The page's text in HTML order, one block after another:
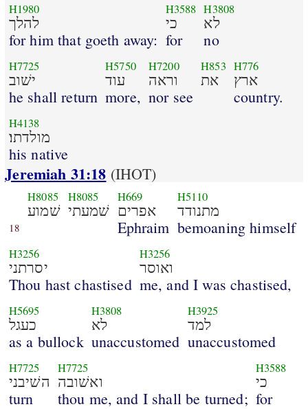
H1980
להלך
for him that goeth away:
H3588
כי
for
H3808
לא
no
H7725
ישׁוב
he shall return
H5750
עוד
more,
H7200
וראה
nor see
H853
את
H776
ארץ
country.
H4138
מולדתו׃
his native
Jeremiah 31:18 (IHOT)
18
H8085
שׁמוע
H8085
שׁמעתי
H669
אפרים
Ephraim
H5110
מתנודד
bemoaning himself
H3256
יסרתני
Thou hast chastised
H3256
ואוסר
me, and I was chastised,
H5695
כעגל
as a bullock
H3808
לא
unaccustomed
H3925
למד
unaccustomed
H7725
השׁיבני
turn
H7725
ואשׁובה
thou me, and I shall be turned;
H3588
כי
for